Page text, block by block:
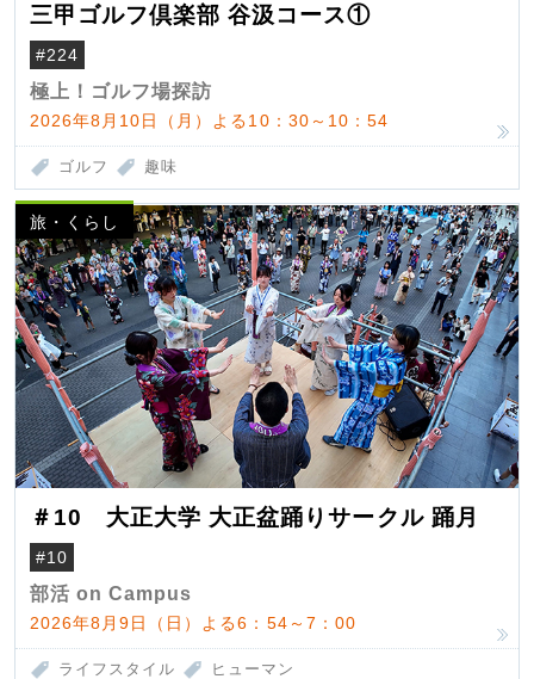
三甲ゴルフ倶楽部 谷汲コース①
#224
極上！ゴルフ場探訪
2026年8月10日（月）よる10：30～10：54
ゴルフ 趣味
旅・くらし
＃10 大正大学 大正盆踊りサークル 踊月
#10
部活 on Campus
2026年8月9日（日）よる6：54～7：00
ライフスタイル ヒューマン